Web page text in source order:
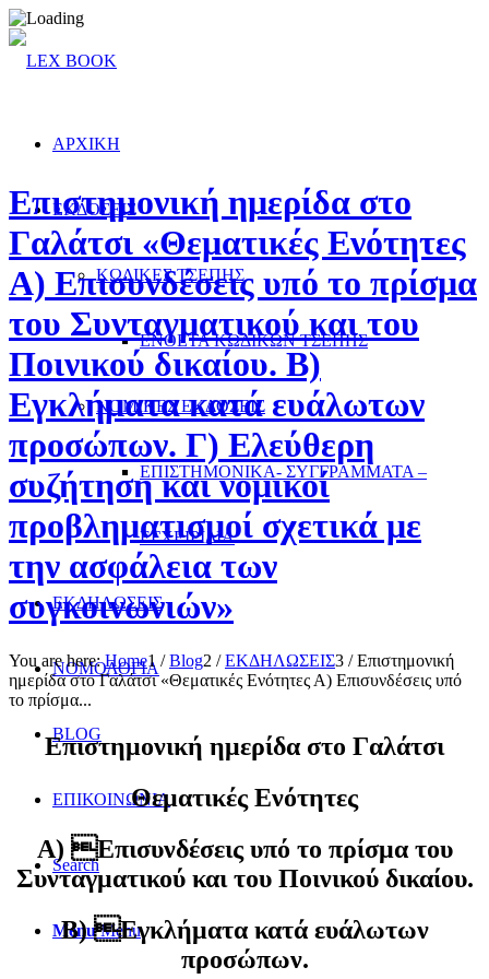
ΑΡΧΙΚΗ
ΕΚΔΟΣΕΙΣ
ΚΩΔΙΚΕΣ ΤΣΕΠΗΣ
ΕΝΘΕΤΑ ΚΩΔΙΚΩΝ ΤΣΕΠΗΣ
ΝΟΜΙΚΕΣ ΕΚΔΟΣΕΙΣ
ΕΠΙΣΤΗΜΟΝΙΚΑ- ΣΥΓΓΡΑΜΜΑΤΑ –
ΕΓΧΕΙΡΙΔΙΑ
ΕΚΔΗΛΩΣΕΙΣ
ΝΟΜΟΛΟΓΙΑ
BLOG
ΕΠΙΚΟΙΝΩΝΙΑ
Search
Menu Menu
Επιστημονική ημερίδα στο
Γαλάτσι «Θεματικές Ενότητες
Α) Επισυνδέσεις υπό το πρίσμα
του Συνταγματικού και του
Ποινικού δικαίου. Β)
Εγκλήματα κατά ευάλωτων
προσώπων. Γ) Ελεύθερη
συζήτηση και νομικοί
προβληματισμοί σχετικά με
την ασφάλεια των
συγκοινωνιών»
You are here: Home1 / Blog2 / ΕΚΔΗΛΩΣΕΙΣ3 / Επιστημονική
ημερίδα στο Γαλάτσι «Θεματικές Ενότητες Α) Επισυνδέσεις υπό
το πρίσμα...
Επιστημονική ημερίδα στο Γαλάτσι
Θεματικές Ενότητες
Α) Επισυνδέσεις υπό το πρίσμα του
Συνταγματικού και του Ποινικού δικαίου.
Β) Εγκλήματα κατά ευάλωτων
προσώπων.